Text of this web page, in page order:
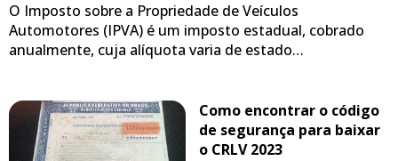
O Imposto sobre a Propriedade de Veículos
Automotores (IPVA) é um imposto estadual, cobrado
anualmente, cuja alíquota varia de estado…
Como encontrar o código
de segurança para baixar
o CRLV 2023